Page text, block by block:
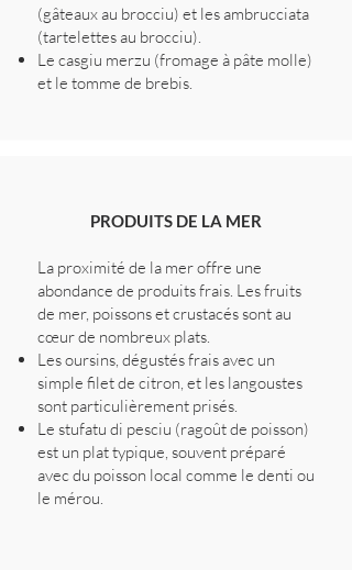
(gâteaux au brocciu) et les ambrucciata
(tartelettes au brocciu).
Le casgiu merzu (fromage à pâte molle)
et le tomme de brebis.
PRODUITS DE LA MER
La proximité de la mer offre une
abondance de produits frais. Les fruits
de mer, poissons et crustacés sont au
cœur de nombreux plats.
Les oursins, dégustés frais avec un
simple filet de citron, et les langoustes
sont particulièrement prisés.
Le stufatu di pesciu (ragoût de poisson)
est un plat typique, souvent préparé
avec du poisson local comme le denti ou
le mérou.